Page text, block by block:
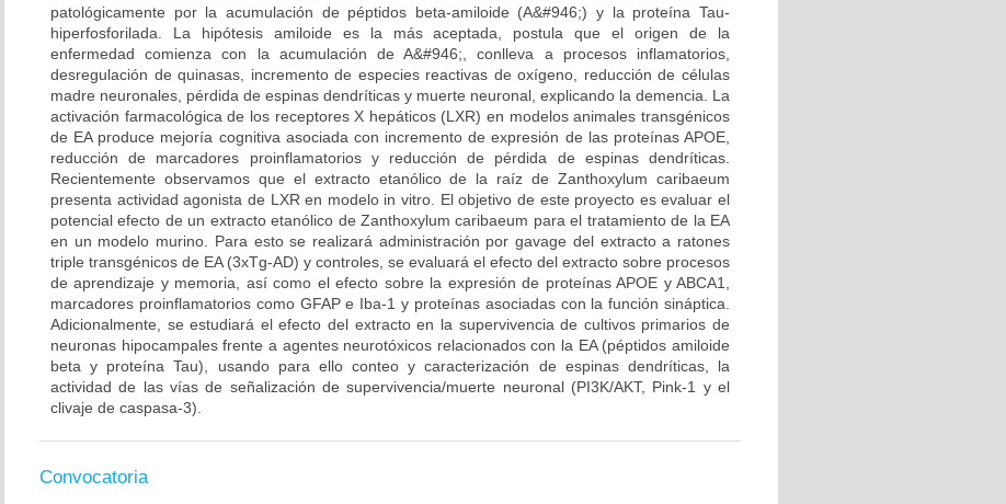
patológicamente por la acumulación de péptidos beta-amiloide (A&#946;) y la proteína Tau-
hiperfosforilada. La hipótesis amiloide es la más aceptada, postula que el origen de la
enfermedad comienza con la acumulación de A&#946;, conlleva a procesos inflamatorios,
desregulación de quinasas, incremento de especies reactivas de oxígeno, reducción de células
madre neuronales, pérdida de espinas dendríticas y muerte neuronal, explicando la demencia. La
activación farmacológica de los receptores X hepáticos (LXR) en modelos animales transgénicos
de EA produce mejoría cognitiva asociada con incremento de expresión de las proteínas APOE,
reducción de marcadores proinflamatorios y reducción de pérdida de espinas dendríticas.
Recientemente observamos que el extracto etanólico de la raíz de Zanthoxylum caribaeum
presenta actividad agonista de LXR en modelo in vitro. El objetivo de este proyecto es evaluar el
potencial efecto de un extracto etanólico de Zanthoxylum caribaeum para el tratamiento de la EA
en un modelo murino. Para esto se realizará administración por gavage del extracto a ratones
triple transgénicos de EA (3xTg-AD) y controles, se evaluará el efecto del extracto sobre procesos
de aprendizaje y memoria, así como el efecto sobre la expresión de proteínas APOE y ABCA1,
marcadores proinflamatorios como GFAP e Iba-1 y proteínas asociadas con la función sináptica.
Adicionalmente, se estudiará el efecto del extracto en la supervivencia de cultivos primarios de
neuronas hipocampales frente a agentes neurotóxicos relacionados con la EA (péptidos amiloide
beta y proteína Tau), usando para ello conteo y caracterización de espinas dendríticas, la
actividad de las vías de señalización de supervivencia/muerte neuronal (PI3K/AKT, Pink-1 y el
clivaje de caspasa-3).
Convocatoria